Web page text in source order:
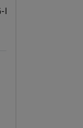
Fonds